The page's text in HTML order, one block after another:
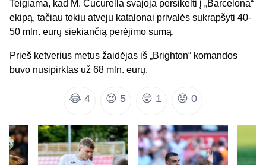
Teigiama, kad M. Cucurella svajoja persikelti į „Barcelona“
ekipą, tačiau tokiu atveju katalonai privalės sukrapšyti 40-
50 mln. eurų siekiančią perėjimo sumą.
Prieš ketverius metus žaidėjas iš „Brighton“ komandos
buvo nusipirktas už 68 mln. eurų.
😂 4 😍 5 😲 1 😡 0